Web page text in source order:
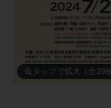
タップで拡大（全29枚